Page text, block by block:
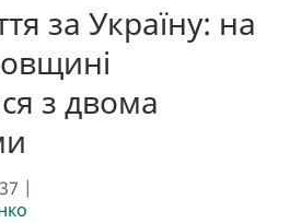
за Україну: на
з двома
|